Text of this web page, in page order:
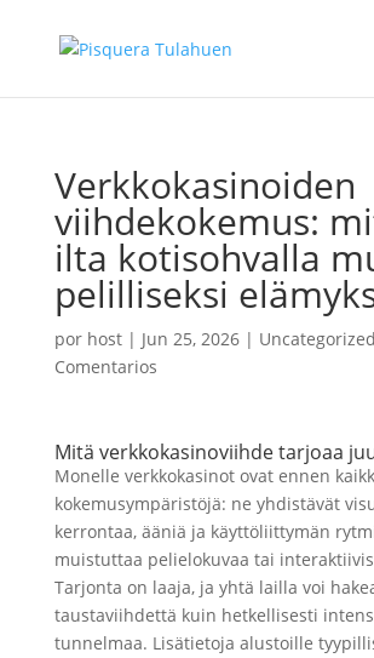
Verkkokasinoiden
viihdekokemus:
ilta kotisohvalla
pelilliseksi
por host| Jun 25, 2026| Uncategorized
Comentarios
Mitä verkkokasinoviihde tarjoaa
Monelle verkkokasinot ovat ennen
kokemusympäristöjä: ne yhdistävät
kerrontaa, ääniä ja käyttöliittymän
muistuttaa pelielokuvaa tai
Tarjonta on laaja, ja yhtä lailla voi
taustaviihdettä kuin hetkellisesti
tunnelmaa. Lisätietoja alustoille